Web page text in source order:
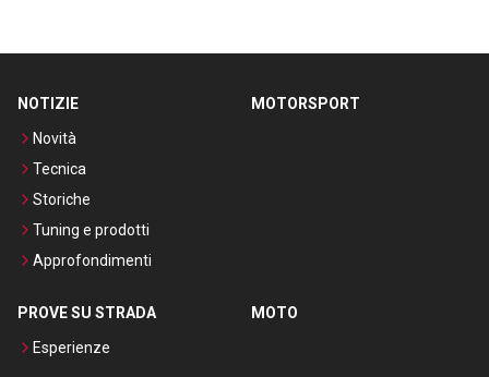
NOTIZIE
Novità
Tecnica
Storiche
Tuning e prodotti
Approfondimenti
MOTORSPORT
PROVE SU STRADA
Esperienze
MOTO